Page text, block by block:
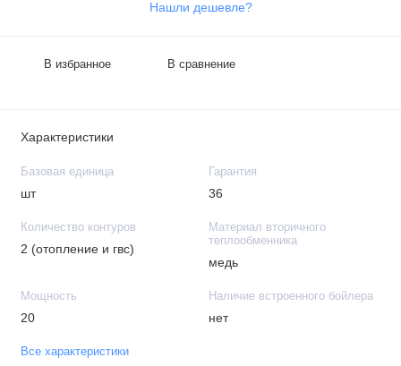
Нашли дешевле?
В избранное В сравнение
Характеристики
Базовая единица
шт
Гарантия
36
Количество контуров
2 (отопление и гвс)
Материал вторичного
теплообменника
медь
Мощность
20
Наличие встроенного бойлера
нет
Все характеристики